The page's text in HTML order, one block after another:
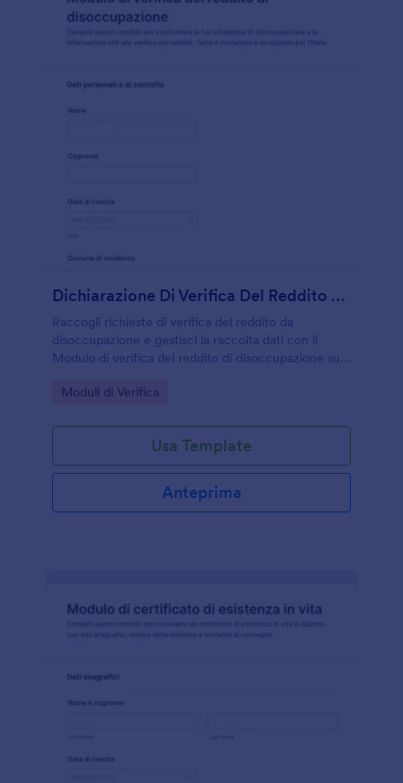
Dichiarazione Di Verifica Del Reddito Da Disoccupazione
Raccogli richieste di verifica del reddito da
disoccupazione e gestisci la raccolta dati con il
Modulo di verifica del reddito di disoccupazione su
consulenti che devono organizzare ogni risposta.
Go to Category:
Moduli di Verifica
Usa Template
Anteprima